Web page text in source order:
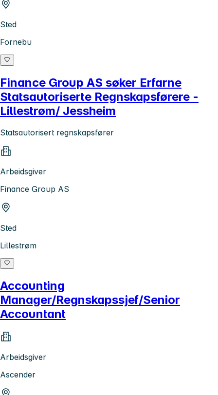
Sted
Fornebu
Finance Group AS søker Erfarne
Statsautoriserte Regnskapsførere -
Lillestrøm/ Jessheim
Statsautorisert regnskapsfører
Arbeidsgiver
Finance Group AS
Sted
Lillestrøm
Accounting
Manager/Regnskapssjef/Senior
Accountant
Arbeidsgiver
Ascender